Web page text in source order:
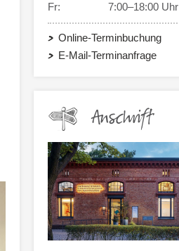
Fr:
7:00–18:00 Uhr
Online-Terminbuchung
E-Mail-Terminanfrage
Anschrift